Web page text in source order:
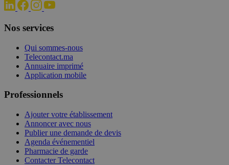
Nos services
Qui sommes-nous
Telecontact.ma
Annuaire imprimé
Application mobile
Professionnels
Ajouter votre établissement
Annoncer avec nous
Publier une demande de devis
Agenda événementiel
Pharmacie de garde
Contacter Telecontact